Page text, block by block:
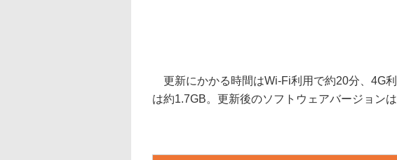
更新にかかる時間はWi-Fi利用で約20分、4G
は約1.7GB。更新後のソフトウェアバージョン